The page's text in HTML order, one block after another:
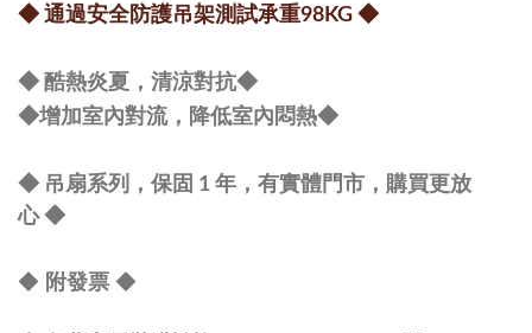
◆ 通過安全防護吊架測試承重98KG ◆
◆ 酷熱炎夏，清涼對抗◆
◆增加室內對流，降低室內悶熱◆
◆ 吊扇系列，保固 1 年，有實體門市，購買更放
心◆
◆ 附發票◆